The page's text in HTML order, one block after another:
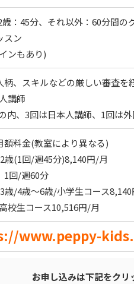
：45分、それ以外：60分間の
スン
ンもあり)
柄、スキルなどの厳しい審査を
講師
内、3回は日本人講師、1回は
額料金(教室により異なる)
2歳(1回/週45分)8,140円/月
1回/週60分
3歳/4歳～6歳/小学生コース
校生コース10,516円/月
www.peppy-
お申し込みは下記をクリ